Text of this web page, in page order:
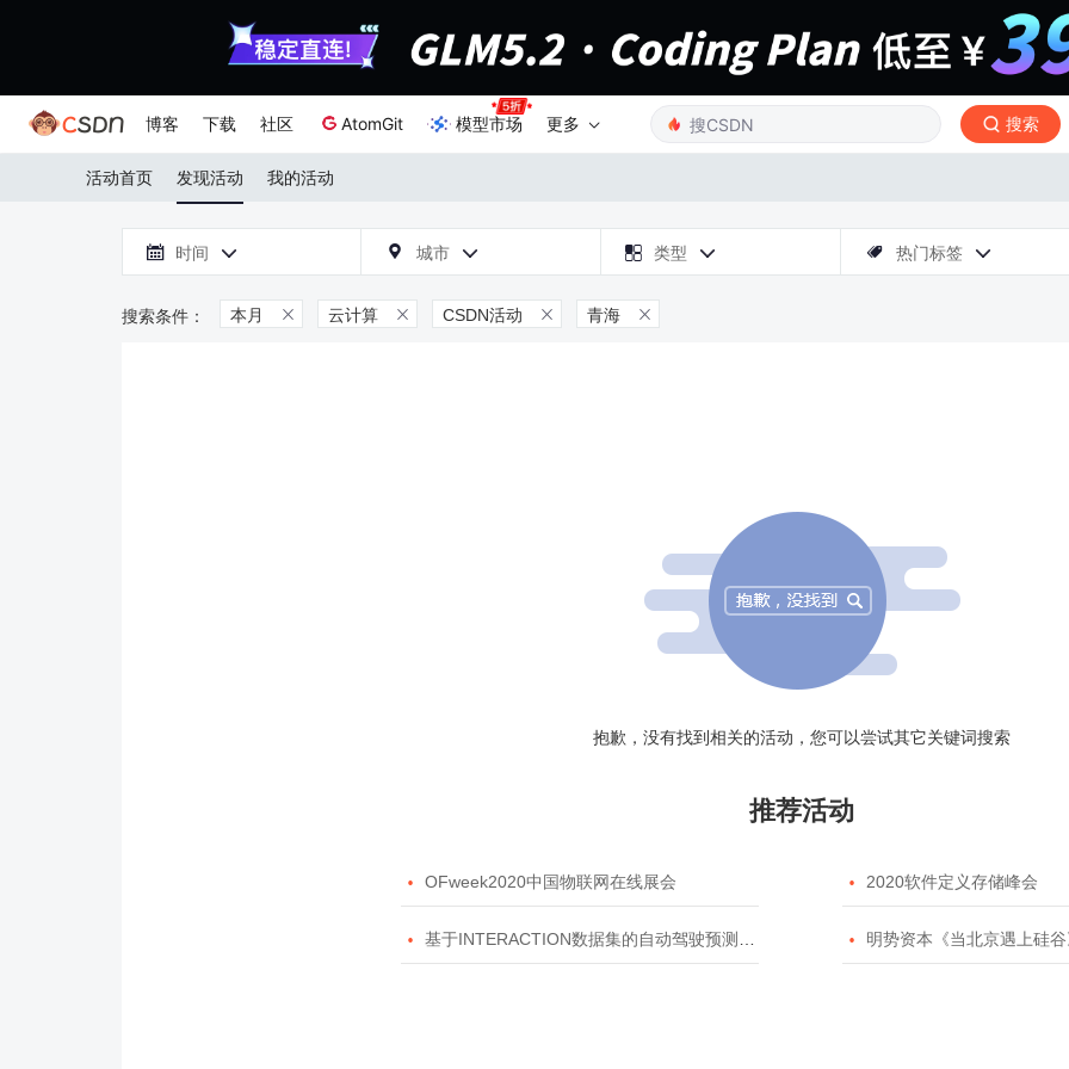
博客 下载 社区 AtomGit 模型市场 更多 搜索
活动首页 发现活动 我的活动
 时间   城市   类型   热门标签 
本月  云计算  CSDN活动  青海 
抱歉，没有找到相关的活动，您可以尝试其它关键词搜索
推荐活动
 OFweek2020中国物联网在线展会  2020软件定义存储峰会
 基于INTERACTION数据集的自动驾驶预测模型挑战赛  明势资本《当北京遇上硅谷》系列